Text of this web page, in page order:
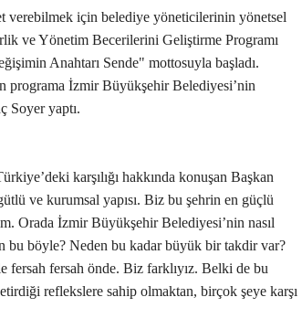
verebilmek için belediye yöneticilerinin yönetsel
ve Yönetim Becerilerini Geliştirme Programı
Anahtarı Sende" mottosuyla başladı.
programa İzmir Büyükşehir Belediyesi’nin
Soyer yaptı.
karşılığı hakkında konuşan Başkan
ve kurumsal yapısı. Biz bu şehrin en güçlü
Orada İzmir Büyükşehir Belediyesi’nin nasıl
bu böyle? Neden bu kadar büyük bir takdir var?
fersah önde. Biz farklıyız. Belki de bu
reflekslere sahip olmaktan, birçok şeye karşı